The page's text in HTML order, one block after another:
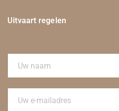
Uitvaart regelen